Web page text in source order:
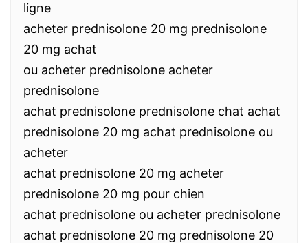
ligne
acheter prednisolone 20 mg prednisolone
20 mg achat
ou acheter prednisolone acheter
prednisolone
achat prednisolone prednisolone chat achat
prednisolone 20 mg achat prednisolone ou
acheter
achat prednisolone 20 mg acheter
prednisolone 20 mg pour chien
achat prednisolone ou acheter prednisolone
achat prednisolone 20 mg prednisolone 20